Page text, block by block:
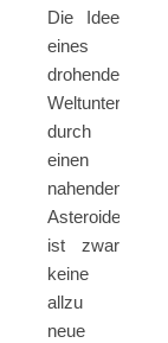
Die Idee
eines
drohenden
Weltuntergangs
durch
einen
nahenden
Asteroiden
ist zwar
keine
allzu
neue